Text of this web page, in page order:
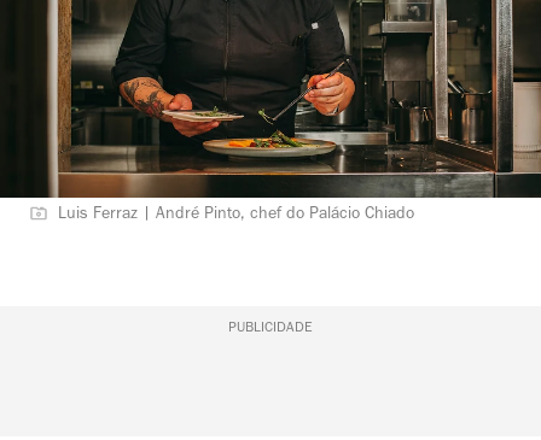
Luis Ferraz | André Pinto, chef do Palácio Chiado
PUBLICIDADE